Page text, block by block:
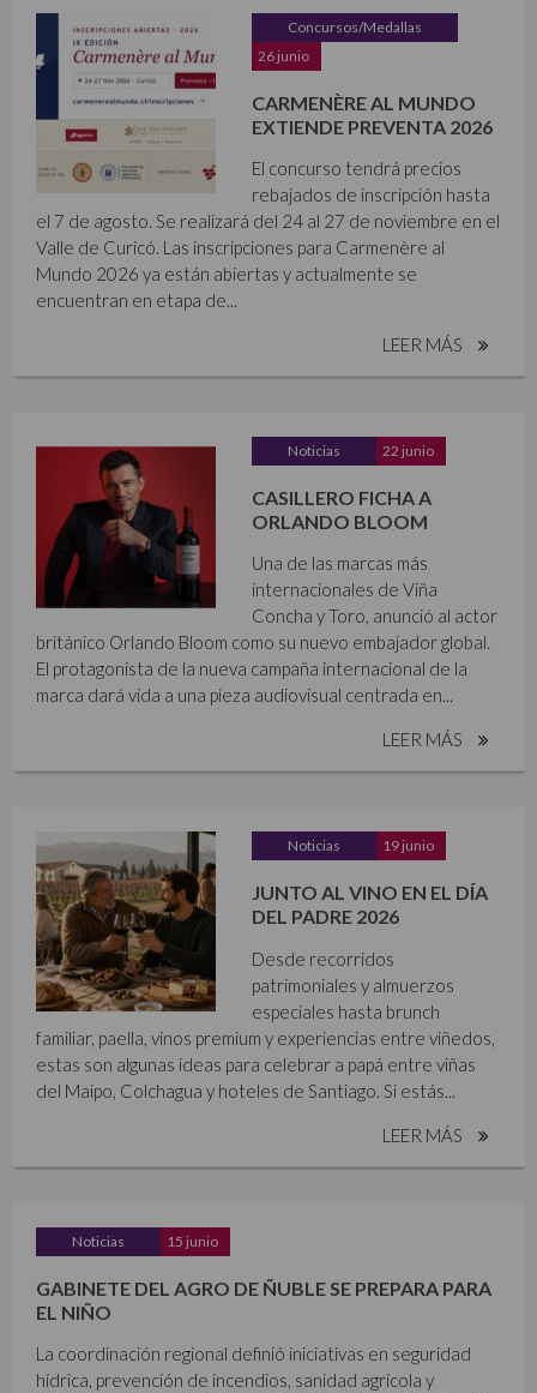
Concursos/Medallas
26 junio
CARMENÈRE AL MUNDO
EXTIENDE PREVENTA 2026
El concurso tendrá precios
rebajados de inscripción hasta
el 7 de agosto. Se realizará del 24 al 27 de noviembre en el
Valle de Curicó. Las inscripciones para Carmenère al
Mundo 2026 ya están abiertas y actualmente se
encuentran en etapa de...
LEER MÁS
Noticias 22 junio
CASILLERO FICHA A
ORLANDO BLOOM
Una de las marcas más
internacionales de Viña
Concha y Toro, anunció al actor
británico Orlando Bloom como su nuevo embajador global.
El protagonista de la nueva campaña internacional de la
marca dará vida a una pieza audiovisual centrada en...
LEER MÁS
Noticias 19 junio
JUNTO AL VINO EN EL DÍA
DEL PADRE 2026
Desde recorridos
patrimoniales y almuerzos
especiales hasta brunch
familiar, paella, vinos premium y experiencias entre viñedos,
estas son algunas ideas para celebrar a papá entre viñas
del Maipo, Colchagua y hoteles de Santiago. Si estás...
LEER MÁS
Noticias 15 junio
GABINETE DEL AGRO DE ÑUBLE SE PREPARA PARA
EL NIÑO
La coordinación regional definió iniciativas en seguridad
hídrica, prevención de incendios, sanidad agrícola y